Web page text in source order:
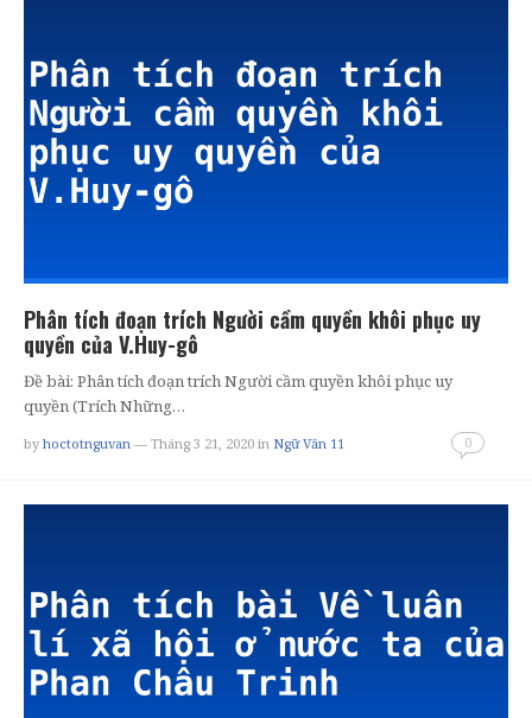
Phân tích đoạn trích Người cầm quyền khôi phục uy
quyền của V.Huy-gô
Đề bài: Phân tích đoạn trích Người cầm quyền khôi phục uy
quyền (Trích Những…
by hoctotnguvan — Tháng 3 21, 2020 in Ngữ Văn 11 0